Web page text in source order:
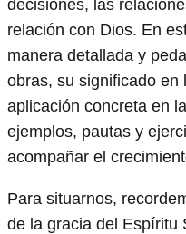
decisiones, las
relación con Dios. En
manera detallada y
obras, su significado en
aplicación concreta en
ejemplos, pautas y
acompañar el
Para situarnos,
de la gracia del Espíritu